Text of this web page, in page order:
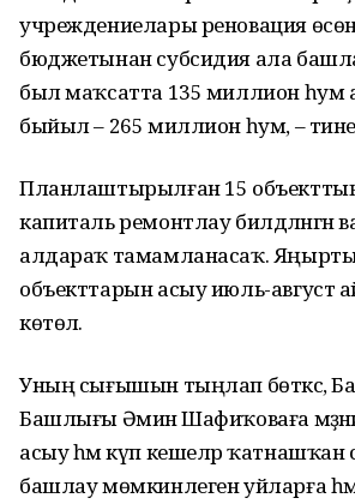
учреждениелары реновация
бюджетынан субсидия ала
был маҡсатта 135 миллион һум
быйыл – 265 миллион һум, –
Планлаштырылған 15
капиталь ремонтлау билдәләнгән
алдараҡ тамамланасаҡ.
объекттарын асыу июль-август
көтөлә.
Уның сығышын тыңлап бөткәс,
Башлығы Әминә Шафиҡоваға
асыу һәм күп кешеләр ҡатнашҡан
башлау мөмкинлеген уйларға һәм